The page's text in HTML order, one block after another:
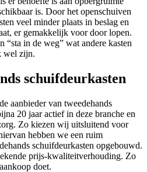
is. Door het openschuiven
veel minder plaats in beslag en
er gemakkelijk voor door lopen.
“sta in de weg” wat andere kasten
wel zijn.
schuifdeurkasten
aanbieder van tweedehands
20 jaar actief in deze branche en
Zo kiezen wij uitsluitend voor
hebben we een ruim
schuifdeurkasten opgebouwd.
prijs-kwaliteitverhouding. Zo
doet.